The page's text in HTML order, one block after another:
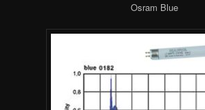
Osram Blue